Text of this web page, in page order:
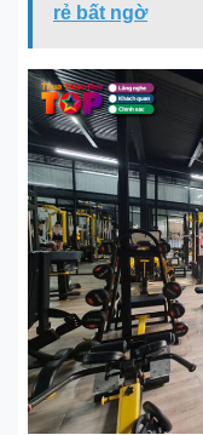
rẻ bất ngờ